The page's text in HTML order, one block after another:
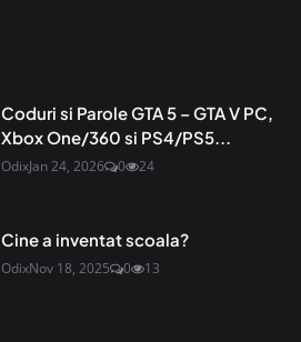
Coduri si Parole GTA 5 – GTA V PC,
Xbox One/360 si PS4/PS5...
OdixJan 24, 2026 0 24
Cine a inventat scoala?
OdixNov 18, 2025 0 13